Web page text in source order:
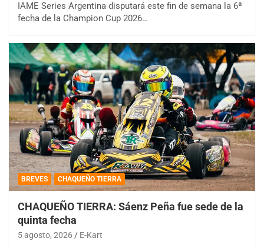
IAME Series Argentina disputará este fin de semana la 6ª
fecha de la Champion Cup 2026…
BREVES CHAQUEÑO TIERRA
CHAQUEÑO TIERRA: Sáenz Peña fue sede de la
quinta fecha
5 agosto, 2026 E-Kart